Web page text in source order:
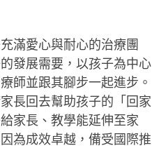
滿愛心與耐心的治療團
發展需要，以孩子為中心
師並跟其腳步一起進步。
長回去幫助孩子的「回家
家長、教學能延伸至家
為成效卓越，備受國際推